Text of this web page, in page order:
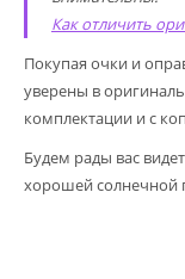
Как отличить
Покупая очки и
уверены в
комплектации и с
Будем рады вас
хорошей солнечной